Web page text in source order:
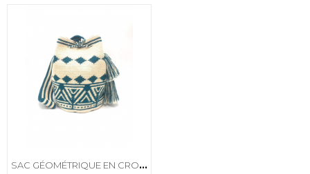
S
AC GÉOMÉTRIQUE EN CROCHET